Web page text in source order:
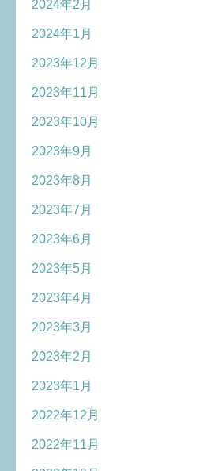
2024年2月
2024年1月
2023年12月
2023年11月
2023年10月
2023年9月
2023年8月
2023年7月
2023年6月
2023年5月
2023年4月
2023年3月
2023年2月
2023年1月
2022年12月
2022年11月